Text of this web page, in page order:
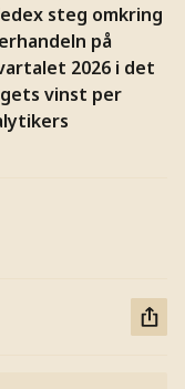
steg omkring
på
2026 i det
vinst per